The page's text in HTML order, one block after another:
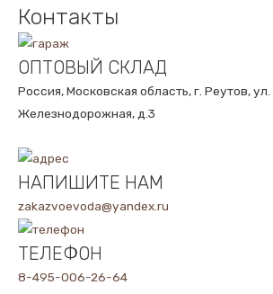
Контакты
ОПТОВЫЙ СКЛАД
Россия, Московская область, г. Реутов, ул.
Железнодорожная, д.3
НАПИШИТЕ НАМ
zakazvoevoda@yandex.ru
ТЕЛЕФОН
8-495-006-26-64